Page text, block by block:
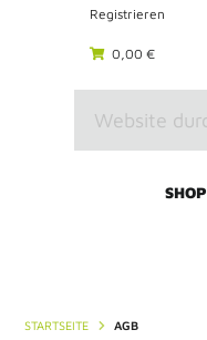
Registrieren
0,00 €
SHOP
STARTSEITE AGB